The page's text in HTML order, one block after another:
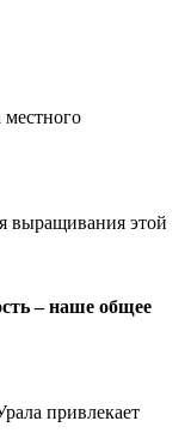
местного
выращивания этой
– наше общее
привлекает